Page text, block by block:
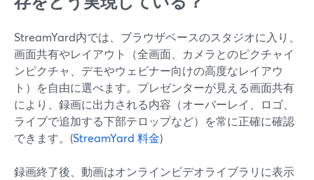
StreamYard内では、ブラウザベースのスタジオに入り、
画面共有やレイアウト（全画面、カメラとのピクチャイ
ンピクチャ、デモやウェビナー向けの高度なレイアウ
ト）を自由に選べます。プレゼンターが見える画面共有
により、録画に出力される内容（オーバーレイ、ロゴ、
ライブで追加する下部テロップなど）を常に正確に確認
できます。(StreamYard 料金)
録画終了後、動画はオンラインビデオライブラリに表示